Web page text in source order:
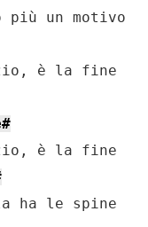
è la fine